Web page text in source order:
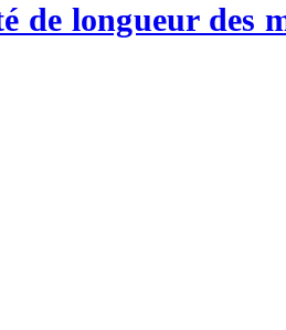
de longueur des